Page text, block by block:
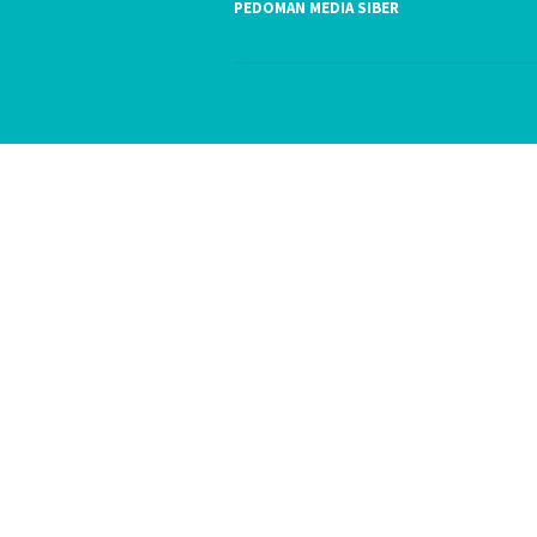
PEDOMAN MEDIA SIBER